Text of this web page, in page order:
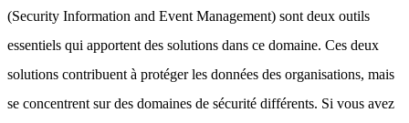
(Security Information and Event Management) sont deux outils
essentiels qui apportent des solutions dans ce domaine. Ces deux
solutions contribuent à protéger les données des organisations, mais
se concentrent sur des domaines de sécurité différents. Si vous avez